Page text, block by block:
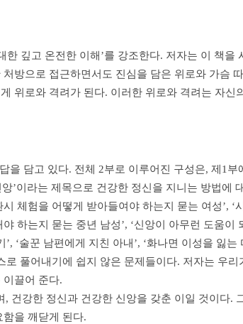
깊고 온전한 이해’를 강조한다. 저자는 이 책
방으로 접근하면서도 진심을 담은 위로와 가슴
위로와 격려가 된다. 이러한 위로와 격려는 자
을 담고 있다. 전체 2부로 이루어진 구성은, 제1
’이라는 제목으로 건강한 정신을 지니는 방법에
체험을 어떻게 받아들여야 하는지 묻는 여성’,
하는지 묻는 중년 남성’, ‘신앙이 아무런 도움
‘술꾼 남편에게 지친 아내’, ‘화나면 이성을
풀어내기에 쉽지 않은 문제들이다. 저자는 우
이끌어 준다.
건강한 정신과 건강한 신앙을 갖춘 이일 것이다.
을 깨닫게 된다.